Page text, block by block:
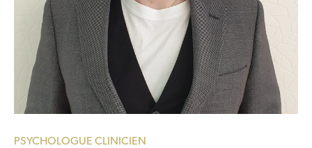
PSYCHOLOGUE CLINICIEN